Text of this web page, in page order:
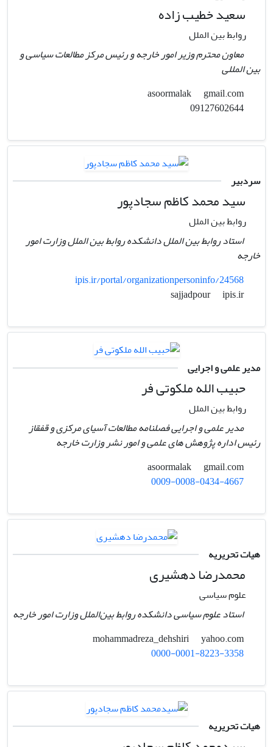
سعید خطیب زاده
روابط بین الملل
معاون محترم وزیر امور خارجه و رئیس مرکز مطالعات سیاسی و
بین المللی
gmail.com
سردبیر
سید محمد کاظم سجادپور
روابط بین الملل
استاد روابط بین الملل دانشکده روابط بین الملل وزارت امور
خارجه
ipis.ir/portal/organizationpersoninfo/24568
sajjadpour
ipis.ir
مدیر علمی و اجرایی
حبیب الله ملکوتی فر
روابط بین الملل
مدیر علمی و اجرایی فصلنامه مطالعات آسیای مرکزی و قفقاز
رئیس اداره پژوهش های علمی و امور نشر وزارت خارجه
gmail.com
0009-0008-0434-4667
هیات تحریریه
محمدرضا دهشیری
علوم سیاسی
استاد علوم سیاسی دانشکده روابط بین‌الملل وزارت امور خارجه
yahoo.com
0000-0001-8223-3358
هیات تحریریه